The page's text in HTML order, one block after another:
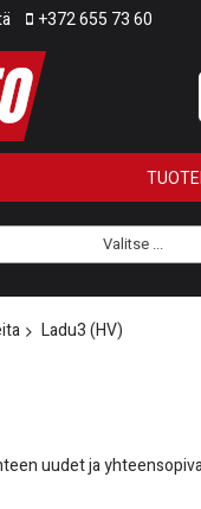
+372 655 73 60
Valitse ...
Ladu3 (HV)
uudet ja